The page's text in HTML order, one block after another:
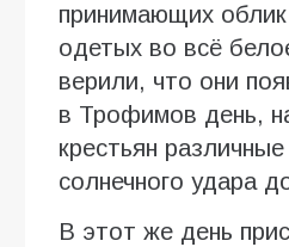
принимающих
одетых во всё
верили, что они
в Трофимов день,
крестьян
солнечного удара
В этот же день